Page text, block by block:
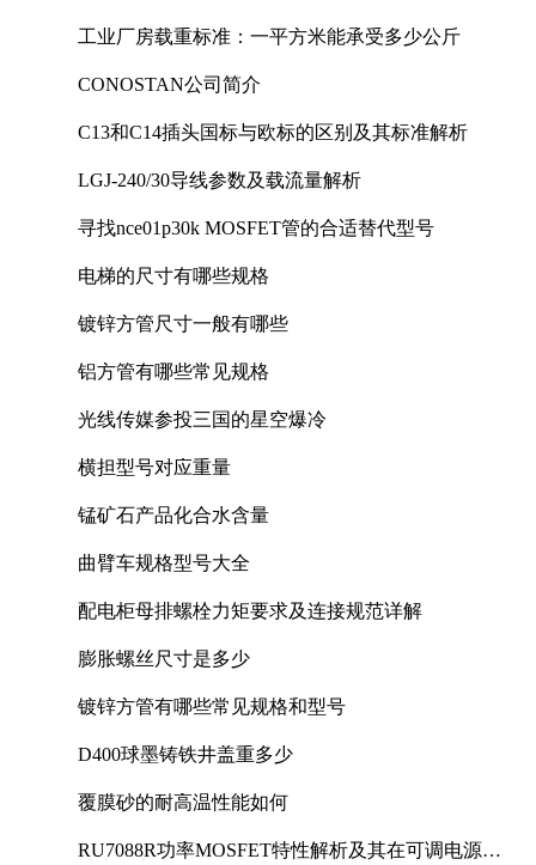
工业厂房载重标准：一平方米能承受多少公斤
CONOSTAN公司简介
C13和C14插头国标与欧标的区别及其标准解析
LGJ-240/30导线参数及载流量解析
寻找nce01p30k MOSFET管的合适替代型号
电梯的尺寸有哪些规格
镀锌方管尺寸一般有哪些
铝方管有哪些常见规格
光线传媒参投三国的星空爆冷
横担型号对应重量
锰矿石产品化合水含量
曲臂车规格型号大全
配电柜母排螺栓力矩要求及连接规范详解
膨胀螺丝尺寸是多少
镀锌方管有哪些常见规格和型号
D400球墨铸铁井盖重多少
覆膜砂的耐高温性能如何
RU7088R功率MOSFET特性解析及其在可调电源设